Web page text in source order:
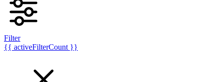
Filter
{{ activeFilterCount }}